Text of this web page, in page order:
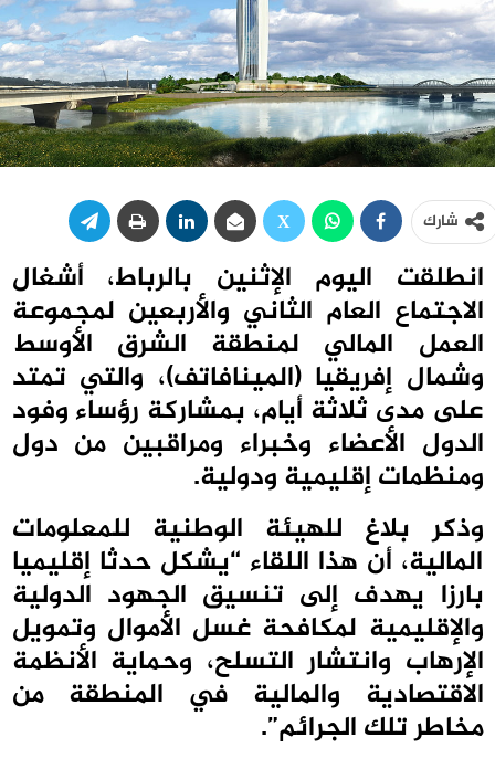
شارك
انطلقت اليوم الإثنين بالرباط، أشغال
الاجتماع العام الثاني والأربعين لمجموعة
العمل المالي لمنطقة الشرق الأوسط
وشمال إفريقيا (المينافاتف)، والتي تمتد
على مدى ثلاثة أيام، بمشاركة رؤساء وفود
الدول الأعضاء وخبراء ومراقبين من دول
ومنظمات إقليمية ودولية.
وذكر بلاغ للهيئة الوطنية للمعلومات
المالية، أن هذا اللقاء “يشكل حدثا إقليميا
بارزا يهدف إلى تنسيق الجهود الدولية
والإقليمية لمكافحة غسل الأموال وتمويل
الإرهاب وانتشار التسلح، وحماية الأنظمة
الاقتصادية والمالية في المنطقة من
مخاطر تلك الجرائم”.